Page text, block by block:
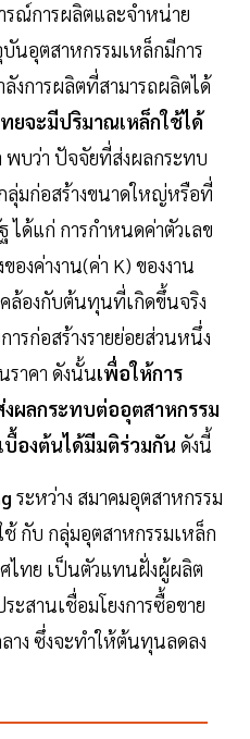
รณ์การผลิตและจำหน่าย
นอุตสาหกรรมเหล็กมีการ
งการผลิตที่สามารถผลิตได้
ยจะมีปริมาณเหล็กใช้ได้
พบว่า ปัจจัยที่ส่งผลกระทบ
มก่อสร้างขนาดใหญ่หรือที่
ได้แก่ การกำหนดค่าตัวเลข
งค่างาน(ค่า K) ของงาน
ล้องกับต้นทุนที่เกิดขึ้นจริง
รก่อสร้างรายย่อยส่วนหนึ่ง
ราคา ดังนั้นเพื่อให้การ
ผลกระทบต่ออุตสาหกรรม
บื้องต้นได้มีมติร่วมกัน ดังนี้
ระหว่าง สมาคมอุตสาหกรรม
กับ กลุ่มอุตสาหกรรมเหล็ก
ไทย เป็นตัวแทนฝั่งผู้ผลิต
ะสานเชื่อมโยงการซื้อขาย
าง ซึ่งจะทำให้ต้นทุนลดลง​